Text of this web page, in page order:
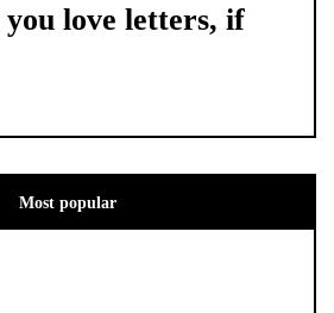
you love letters, if
Most popular